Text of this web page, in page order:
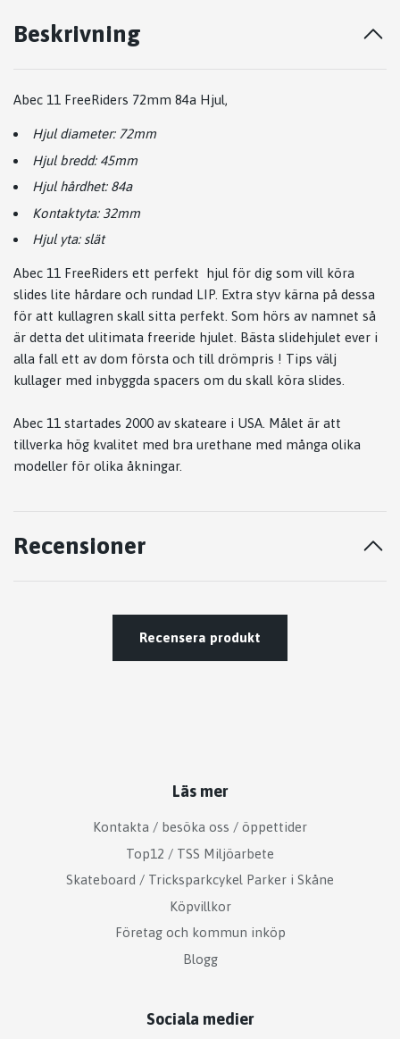
Beskrivning
Abec 11 FreeRiders 72mm 84a Hjul,
Hjul diameter: 72mm
Hjul bredd: 45mm
Hjul hårdhet: 84a
Kontaktyta: 32mm
Hjul yta: slät
Abec 11 FreeRiders ett perfekt hjul för dig som vill köra
slides lite hårdare och rundad LIP. Extra styv kärna på dessa
för att kullagren skall sitta perfekt. Som hörs av namnet så
är detta det ulitimata freeride hjulet. Bästa slidehjulet ever i
alla fall ett av dom första och till drömpris ! Tips välj
kullager med inbyggda spacers om du skall köra slides.
Abec 11 startades 2000 av skateare i USA. Målet är att
tillverka hög kvalitet med bra urethane med många olika
modeller för olika åkningar.
Recensioner
Recensera produkt
Läs mer
Kontakta / besöka oss / öppettider
Top12 / TSS Miljöarbete
Skateboard / Tricksparkcykel Parker i Skåne
Köpvillkor
Företag och kommun inköp
Blogg
Sociala medier